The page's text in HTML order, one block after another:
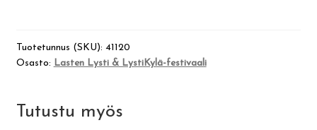
Tuotetunnus (SKU): 41120
Osasto: Lasten Lysti & LystiKylä-festivaali
Tutustu myös